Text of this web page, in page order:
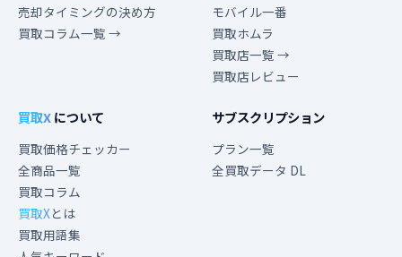
売却タイミングの決め方
買取コラム一覧 →
モバイル一番
買取ホムラ
買取店一覧 →
買取店レビュー
買取Xについて
買取価格チェッカー
全商品一覧
買取コラム
買取Xとは
買取用語集
サブスクリプション
プラン一覧
全買取データ DL